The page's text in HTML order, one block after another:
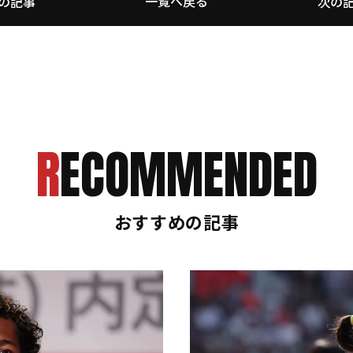
記事 次の
RECOMMENDED
おすすめの記事